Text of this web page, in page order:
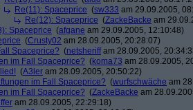
Re(11): Spaceprice (sw333 am 29.09.2005,
Re(12): Spaceprice (ZackeBacke am
Spaceprice (afgane am 29.09.2005, 12:10:48)
(Crusty02 am 28.09.2005, 20:28:07)
Spaceprice? (netsheriffam 28.09.2005,
im Fall Spaceprice? (koma73 am 28.09.2005,
(A3ler am 28.09.2005, 20:50:22)
im Fall Spaceprice? (wurfschwäche am
im Fall Spaceprice? (ZackeBacke am
am 28.09.2005, 22:29:18)